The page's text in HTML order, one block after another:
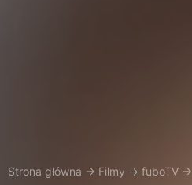
Strona główna → Filmy → fuboTV →